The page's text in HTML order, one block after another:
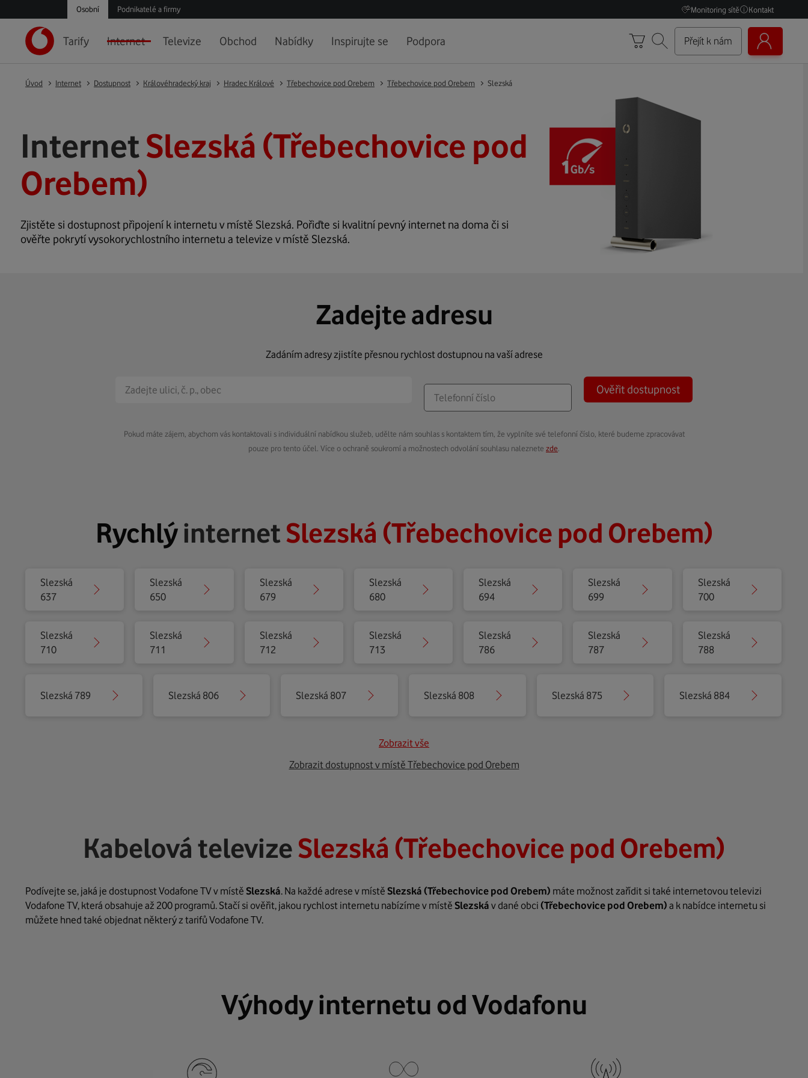
Osobní Podnikatelé a firmy Monitoring sítě Kontakt
Tarify Internet Televize Obchod Nabídky Inspirujte se Podpora Přejít k nám
Úvod Internet Dostupnost Královéhradecký kraj Hradec Králové Třebechovice pod Orebem Třebechovice pod Orebem Slezská
InternetSlezská (Třebechovice pod
Orebem)
Zjistěte si dostupnost připojení k internetu v místě Slezská. Pořiďte si kvalitní pevný internet na doma či si
ověřte pokrytí vysokorychlostního internetu a televize v místě Slezská.
Zadejte adresu
Zadáním adresy zjistíte přesnou rychlost dostupnou na vaší adrese
Ověřit dostupnost
Pokud máte zájem, abychom vás kontaktovali s individuální nabídkou služeb, udělte nám souhlas s kontaktem tím, že vyplníte své telefonní číslo, které budeme zpracovávat
pouze pro tento účel. Více o ochraně soukromí a možnostech odvolání souhlasu naleznete zde
RychlýinternetSlezská (Třebechovice pod Orebem)
Slezská
637
Slezská
650
Slezská
679
Slezská
680
Slezská
694
Slezská
699
Slezská
700
Slezská
710
Slezská
711
Slezská
712
Slezská
713
Slezská
786
Slezská
787
Slezská
788
Slezská 789 Slezská 806 Slezská 807 Slezská 808 Slezská 875 Slezská 884
Zobrazit vše
Zobrazit dostupnost v místě Třebechovice pod Orebem
Kabelová televizeSlezská (Třebechovice pod Orebem)
Podívejte se, jaká je dostupnost Vodafone TV v místě Slezská. Na každé adrese v místě Slezská (Třebechovice pod Orebem) máte možnost zařídit si také internetovou televizi
Vodafone TV, která obsahuje až 200 programů. Stačí si ověřit, jakou rychlost internetu nabízíme v místě Slezská v dané obci (Třebechovice pod Orebem) a k nabídce internetu si
můžete hned také objednat některý z tarifů Vodafone TV.
Výhody internetu od Vodafonu